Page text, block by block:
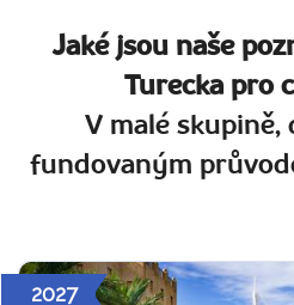
Jaké jsou naše
Turecka pro
V malé skupině,
fundovaným
2027